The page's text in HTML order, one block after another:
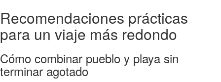
Recomendaciones prácticas
para un viaje más redondo
Cómo combinar pueblo y playa sin
terminar agotado